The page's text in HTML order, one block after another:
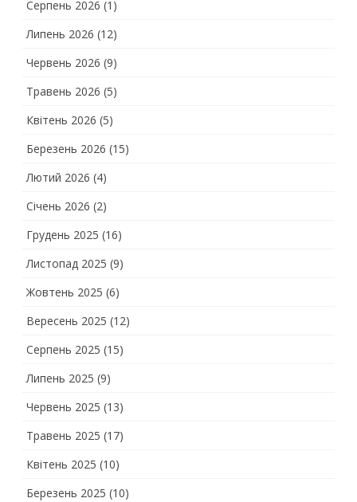
Серпень 2026 (1)
Липень 2026 (12)
Червень 2026 (9)
Травень 2026 (5)
Квітень 2026 (5)
Березень 2026 (15)
Лютий 2026 (4)
Січень 2026 (2)
Грудень 2025 (16)
Листопад 2025 (9)
Жовтень 2025 (6)
Вересень 2025 (12)
Серпень 2025 (15)
Липень 2025 (9)
Червень 2025 (13)
Травень 2025 (17)
Квітень 2025 (10)
Березень 2025 (10)